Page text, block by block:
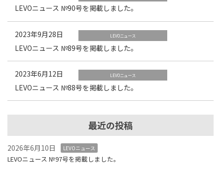
LEVOニュース №90号を掲載しました。
2023年9月28日 LEVOニュース
LEVOニュース №89号を掲載しました。
2023年6月12日 LEVOニュース
LEVOニュース №88号を掲載しました。
最近の投稿
2026年6月10日 LEVOニュース
LEVOニュース №97号を掲載しました。